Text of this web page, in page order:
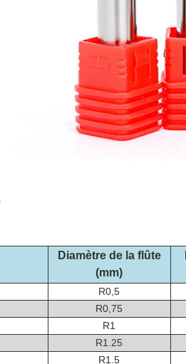
Diamètre de la flûte
(mm)
R0,5
R0,75
R1
R1.25
R1.5